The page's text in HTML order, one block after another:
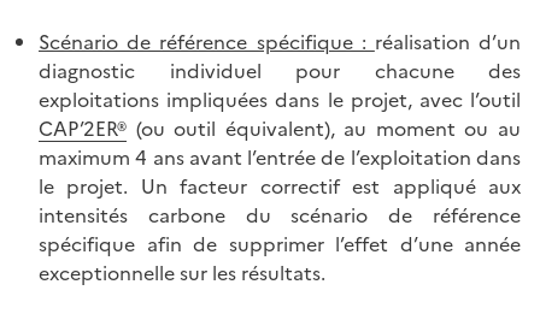
Scénario de référence spécifique : réalisation d’un
diagnostic individuel pour chacune des
exploitations impliquées dans le projet, avec l’outil
CAP’2ER® (ou outil équivalent), au moment ou au
maximum 4 ans avant l’entrée de l’exploitation dans
le projet. Un facteur correctif est appliqué aux
intensités carbone du scénario de référence
spécifique afin de supprimer l’effet d’une année
exceptionnelle sur les résultats.